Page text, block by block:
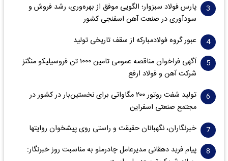
پارس فولاد سبزوار؛ الگویی موفق از بهره‌وری، رشد فروش و
سود‌آوری در صنعت آهن اسفنجی کشور
عبور گروه فولادمبارکه از سقف تاریخی تولید
آگهی فراخوان مناقصه عمومی تامین ۱۰۰۰ تن فروسیلیکو منگنز
شرکت آهن و فولاد ارفع
تولید شفت روتور ۲۰۰ مگاواتی برای نخستین‌بار در کشور در
مجتمع صنعتی اسفراین
خبرنگاران، نگهبانان حقیقت و راستی روی پیشخوان روایت­ها
پیام فرید دهقانی مدیرعامل چادرملو به مناسبت روز خبرنگار: